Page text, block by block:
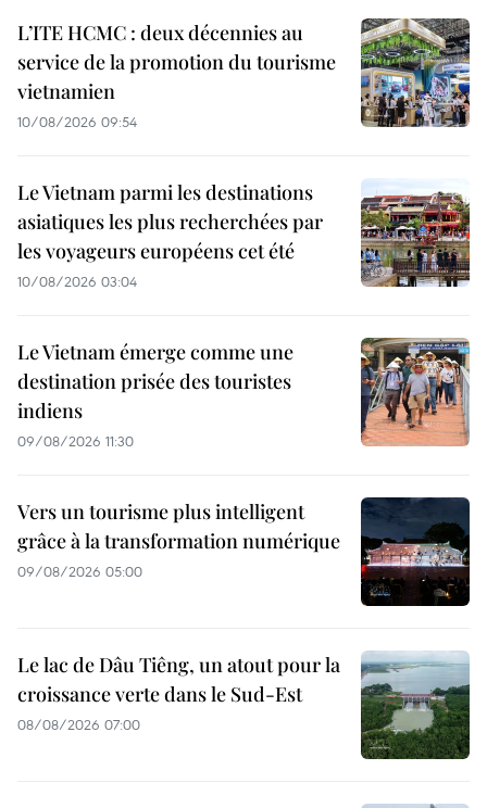
L’ITE HCMC : deux décennies au
service de la promotion du tourisme
vietnamien
10/08/2026 09:54
Le Vietnam parmi les destinations
asiatiques les plus recherchées par
les voyageurs européens cet été
10/08/2026 03:04
Le Vietnam émerge comme une
destination prisée des touristes
indiens
09/08/2026 11:30
Vers un tourisme plus intelligent
grâce à la transformation numérique
09/08/2026 05:00
Le lac de Dâu Tiêng, un atout pour la
croissance verte dans le Sud-Est
08/08/2026 07:00